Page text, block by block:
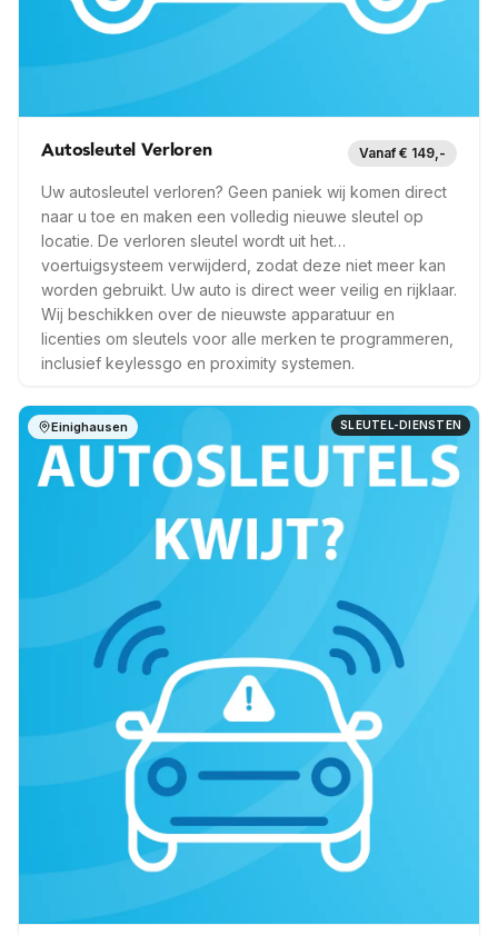
Autosleutel Verloren Vanaf € 149,-
Uw autosleutel verloren? Geen paniek wij komen direct
naar u toe en maken een volledig nieuwe sleutel op
locatie. De verloren sleutel wordt uit het
voertuigsysteem verwijderd, zodat deze niet meer kan
worden gebruikt. Uw auto is direct weer veilig en rijklaar.
Wij beschikken over de nieuwste apparatuur en
licenties om sleutels voor alle merken te programmeren,
inclusief keylessgo en proximity systemen.
6 mnd garantie Snel ter plaatse
Meer info — Einighausen
Einighausen SLEUTEL-DIENSTEN